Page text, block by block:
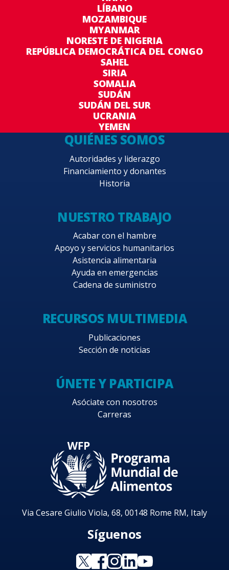
LÍBANO
MOZAMBIQUE
MYANMAR
NORESTE DE NIGERIA
REPÚBLICA DEMOCRÁTICA DEL CONGO
SAHEL
SIRIA
SOMALIA
SUDÁN
SUDÁN DEL SUR
UCRANIA
YEMEN
QUIÉNES SOMOS
Autoridades y liderazgo
Financiamiento y donantes
Historia
NUESTRO TRABAJO
Acabar con el hambre
Apoyo y servicios humanitarios
Asistencia alimentaria
Ayuda en emergencias
Cadena de suministro
RECURSOS MULTIMEDIA
Publicaciones
Sección de noticias
ÚNETE Y PARTICIPA
Asóciate con nosotros
Carreras
Via Cesare Giulio Viola, 68, 00148 Rome RM, Italy
Síguenos